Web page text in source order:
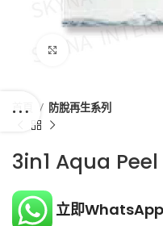
首頁 防脫再生系列
3in1 Aqua Peel
立即